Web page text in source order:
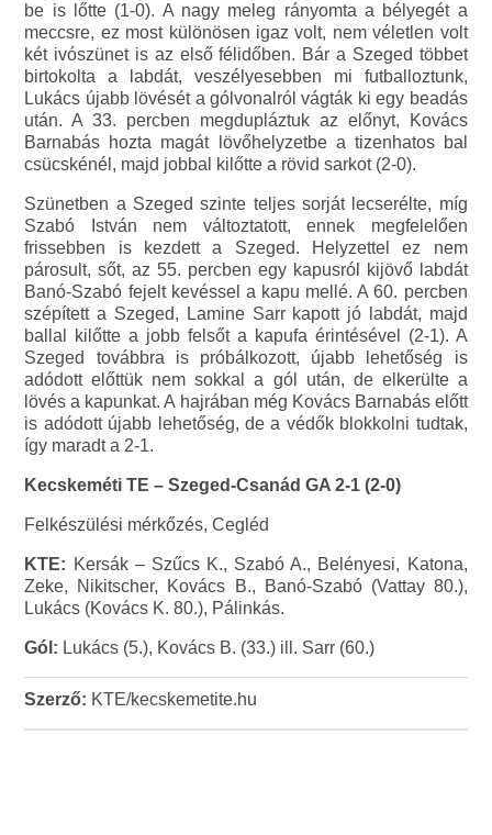
be is lőtte (1-0). A nagy meleg rányomta a bélyegét a
meccsre, ez most különösen igaz volt, nem véletlen volt
két ivószünet is az első félidőben. Bár a Szeged többet
birtokolta a labdát, veszélyesebben mi futballoztunk,
Lukács újabb lövését a gólvonalról vágták ki egy beadás
után. A 33. percben megdupláztuk az előnyt, Kovács
Barnabás hozta magát lövőhelyzetbe a tizenhatos bal
csücskénél, majd jobbal kilőtte a rövid sarkot (2-0).
Szünetben a Szeged szinte teljes sorját lecserélte, míg
Szabó István nem változtatott, ennek megfelelően
frissebben is kezdett a Szeged. Helyzettel ez nem
párosult, sőt, az 55. percben egy kapusról kijövő labdát
Banó-Szabó fejelt kevéssel a kapu mellé. A 60. percben
szépített a Szeged, Lamine Sarr kapott jó labdát, majd
ballal kilőtte a jobb felsőt a kapufa érintésével (2-1). A
Szeged továbbra is próbálkozott, újabb lehetőség is
adódott előttük nem sokkal a gól után, de elkerülte a
lövés a kapunkat. A hajrában még Kovács Barnabás előtt
is adódott újabb lehetőség, de a védők blokkolni tudtak,
így maradt a 2-1.
Kecskeméti TE – Szeged-Csanád GA 2-1 (2-0)
Felkészülési mérkőzés, Cegléd
KTE: Kersák – Szűcs K., Szabó A., Belényesi, Katona,
Zeke, Nikitscher, Kovács B., Banó-Szabó (Vattay 80.),
Lukács (Kovács K. 80.), Pálinkás.
Gól: Lukács (5.), Kovács B. (33.) ill. Sarr (60.)
Szerző: KTE/kecskemetite.hu